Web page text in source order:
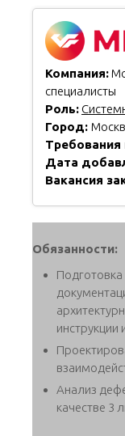
Компания:
специалисты
Роль:
Город:
Требования
Дата
Вакансия
Обязанности:
Подготовка
инструкции
Анализ
качестве 3